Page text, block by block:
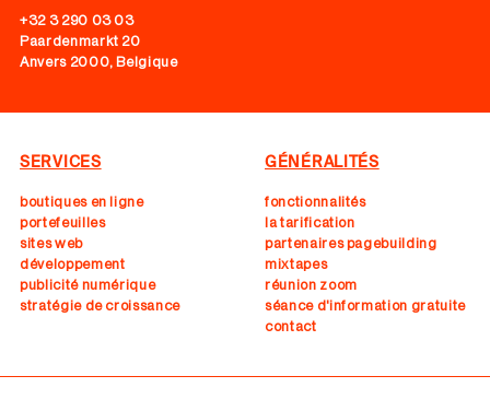
+32 3 290 03 03
Paardenmarkt 20
Anvers 2000, Belgique
SERVICES
boutiques en ligne
portefeuilles
sites web
développement
publicité numérique
stratégie de croissance
GÉNÉRALITÉS
fonctionnalités
la tarification
partenaires pagebuilding
mixtapes
réunion zoom
séance d'information gratuite
contact